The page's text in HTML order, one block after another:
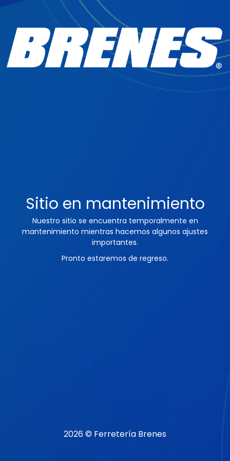
Sitio en mantenimiento
Nuestro sitio se encuentra temporalmente en
mantenimiento mientras hacemos algunos ajustes
importantes.
Pronto estaremos de regreso.
2026 © Ferretería Brenes